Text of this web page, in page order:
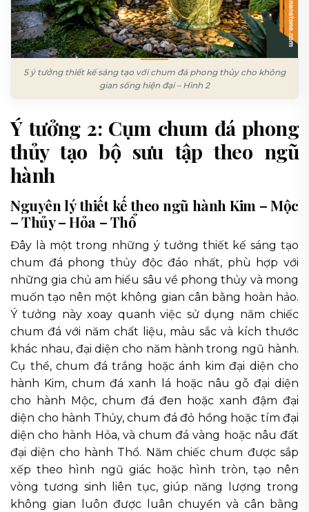
5 ý tưởng thiết kế sáng tạo với chum đá phong thủy cho không
gian sống hiện đại – Hình 2
Ý tưởng 2: Cụm chum đá phong
thủy tạo bộ sưu tập theo ngũ
hành
Nguyên lý thiết kế theo ngũ hành Kim – Mộc
– Thủy – Hỏa – Thổ
Đây là một trong những ý tưởng thiết kế sáng tạo
chum đá phong thủy độc đáo nhất, phù hợp với
những gia chủ am hiểu sâu về phong thủy và mong
muốn tạo nên một không gian cân bằng hoàn hảo.
Ý tưởng này xoay quanh việc sử dụng năm chiếc
chum đá với năm chất liệu, màu sắc và kích thước
khác nhau, đại diện cho năm hành trong ngũ hành.
Cụ thể, chum đá trắng hoặc ánh kim đại diện cho
hành Kim, chum đá xanh lá hoặc nâu gỗ đại diện
cho hành Mộc, chum đá đen hoặc xanh đậm đại
diện cho hành Thủy, chum đá đỏ hồng hoặc tím đại
diện cho hành Hỏa, và chum đá vàng hoặc nâu đất
đại diện cho hành Thổ. Năm chiếc chum được sắp
xếp theo hình ngũ giác hoặc hình tròn, tạo nên
vòng tương sinh liên tục, giúp năng lượng trong
không gian luôn được luân chuyển và cân bằng